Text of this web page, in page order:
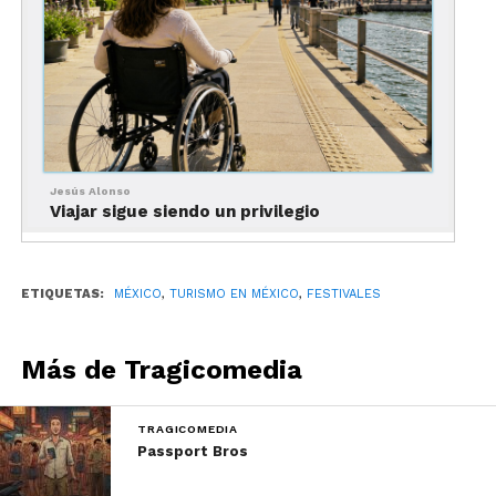
El evento ya es internacional…
en PDF.
El protagonista real
Seamos claros.
El festival no es el centro.
Jesús Alonso
Viajar sigue siendo un privilegio
ETIQUETAS: MÉXICO, TURISMO EN MÉXICO, FESTIVALES
Más de Tragicomedia
TRAGICOMEDIA
Passport Bros